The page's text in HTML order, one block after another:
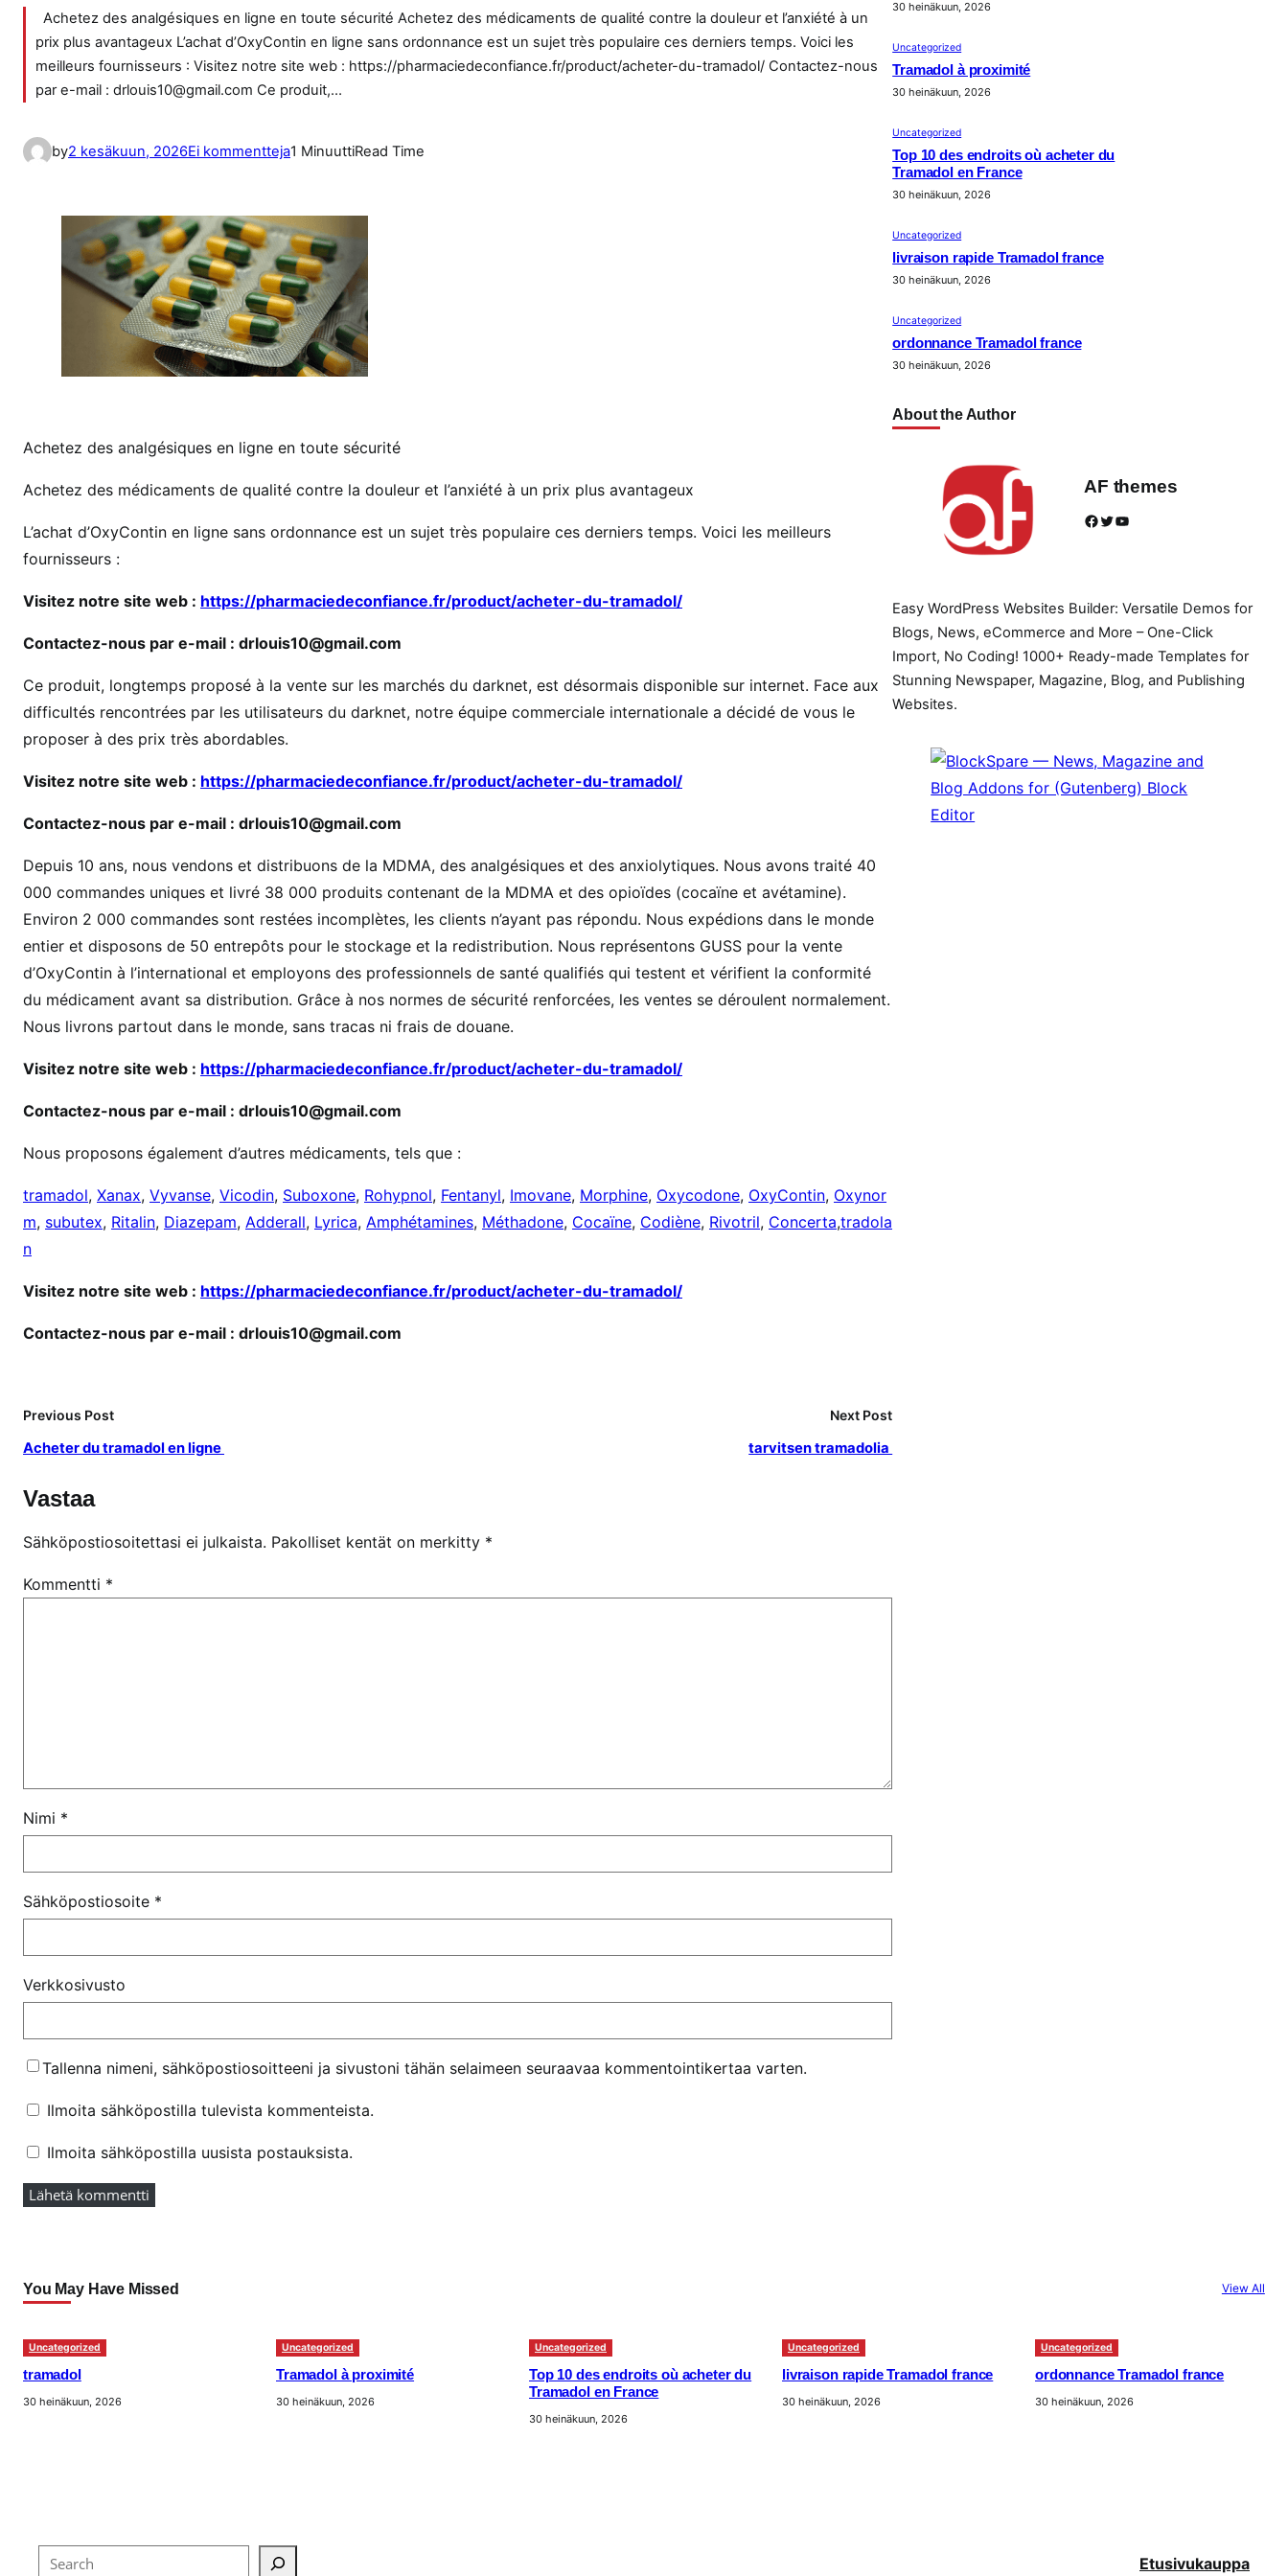
Achetez des analgésiques en ligne en toute sécurité Achetez des médicaments de qualité contre la douleur et l’anxiété à un
prix plus avantageux L’achat d’OxyContin en ligne sans ordonnance est un sujet très populaire ces derniers temps. Voici les
meilleurs fournisseurs : Visitez notre site web : https://pharmaciedeconfiance.fr/product/acheter-du-tramadol/ Contactez-nous
par e-mail : drlouis10@gmail.com Ce produit,…
by2 kesäkuun, 2026Ei kommenttejaa
i
k
k
e
l
i
i
m
d
i
e
a
a
a
1 MinuuttiRead Time
Achetez des analgésiques en ligne en toute sécurité
Achetez des médicaments de qualité contre la douleur et l’anxiété à un prix plus avantageux
L’achat d’OxyContin en ligne sans ordonnance est un sujet très populaire ces derniers temps. Voici les meilleurs
fournisseurs :
Visitez notre site web : https://pharmaciedeconfiance.fr/product/acheter-du-tramadol/
Contactez-nous par e-mail : drlouis10@gmail.com
Ce produit, longtemps proposé à la vente sur les marchés du darknet, est désormais disponible sur internet. Face aux
difficultés rencontrées par les utilisateurs du darknet, notre équipe commerciale internationale a décidé de vous le
proposer à des prix très abordables.
Visitez notre site web : https://pharmaciedeconfiance.fr/product/acheter-du-tramadol/
Contactez-nous par e-mail : drlouis10@gmail.com
Depuis 10 ans, nous vendons et distribuons de la MDMA, des analgésiques et des anxiolytiques. Nous avons traité 40
000 commandes uniques et livré 38 000 produits contenant de la MDMA et des opioïdes (cocaïne et avétamine).
Environ 2 000 commandes sont restées incomplètes, les clients n’ayant pas répondu. Nous expédions dans le monde
entier et disposons de 50 entrepôts pour le stockage et la redistribution. Nous représentons GUSS pour la vente
d’OxyContin à l’international et employons des professionnels de santé qualifiés qui testent et vérifient la conformité
du médicament avant sa distribution. Grâce à nos normes de sécurité renforcées, les ventes se déroulent normalement.
Nous livrons partout dans le monde, sans tracas ni frais de douane.
Visitez notre site web : https://pharmaciedeconfiance.fr/product/acheter-du-tramadol/
Contactez-nous par e-mail : drlouis10@gmail.com
Nous proposons également d’autres médicaments, tels que :
tramadol, Xanax, Vyvanse, Vicodin, Suboxone, Rohypnol, Fentanyl, Imovane, Morphine, Oxycodone, OxyContin, Oxynor
m, subutex, Ritalin, Diazepam, Adderall, Lyrica, Amphétamines, Méthadone, Cocaïne, Codiène, Rivotril, Concerta,tradola
n
Visitez notre site web : https://pharmaciedeconfiance.fr/product/acheter-du-tramadol/
Contactez-nous par e-mail : drlouis10@gmail.com
Previous Post
Acheter du tramadol en ligne
Next Post
tarvitsen tramadolia
Vastaa
Sähköpostiosoitettasi ei julkaista. Pakolliset kentät on merkitty *
Kommentti *
Nimi *
Sähköpostiosoite *
Verkkosivusto
Tallenna nimeni, sähköpostiosoitteeni ja sivustoni tähän selaimeen seuraavaa kommentointikertaa varten.
Ilmoita sähköpostilla tulevista kommenteista.
Ilmoita sähköpostilla uusista postauksista.
30 heinäkuun, 2026
Uncategorized
Tramadol à proximité
30 heinäkuun, 2026
Uncategorized
Top 10 des endroits où acheter du
Tramadol en France
30 heinäkuun, 2026
Uncategorized
livraison rapide Tramadol france
30 heinäkuun, 2026
Uncategorized
ordonnance Tramadol france
30 heinäkuun, 2026
About the Author
AF themes
Facebook Twitter YouTube
Easy WordPress Websites Builder: Versatile Demos for
Blogs, News, eCommerce and More – One-Click
Import, No Coding! 1000+ Ready-made Templates for
Stunning Newspaper, Magazine, Blog, and Publishing
Websites.
You May Have Missed View All
Uncategorized
tramadol
30 heinäkuun, 2026
Uncategorized
Tramadol à proximité
30 heinäkuun, 2026
Uncategorized
Top 10 des endroits où acheter du
Tramadol en France
30 heinäkuun, 2026
Uncategorized
livraison rapide Tramadol france
30 heinäkuun, 2026
Uncategorized
ordonnance Tramadol france
30 heinäkuun, 2026
Search Etusivukauppa